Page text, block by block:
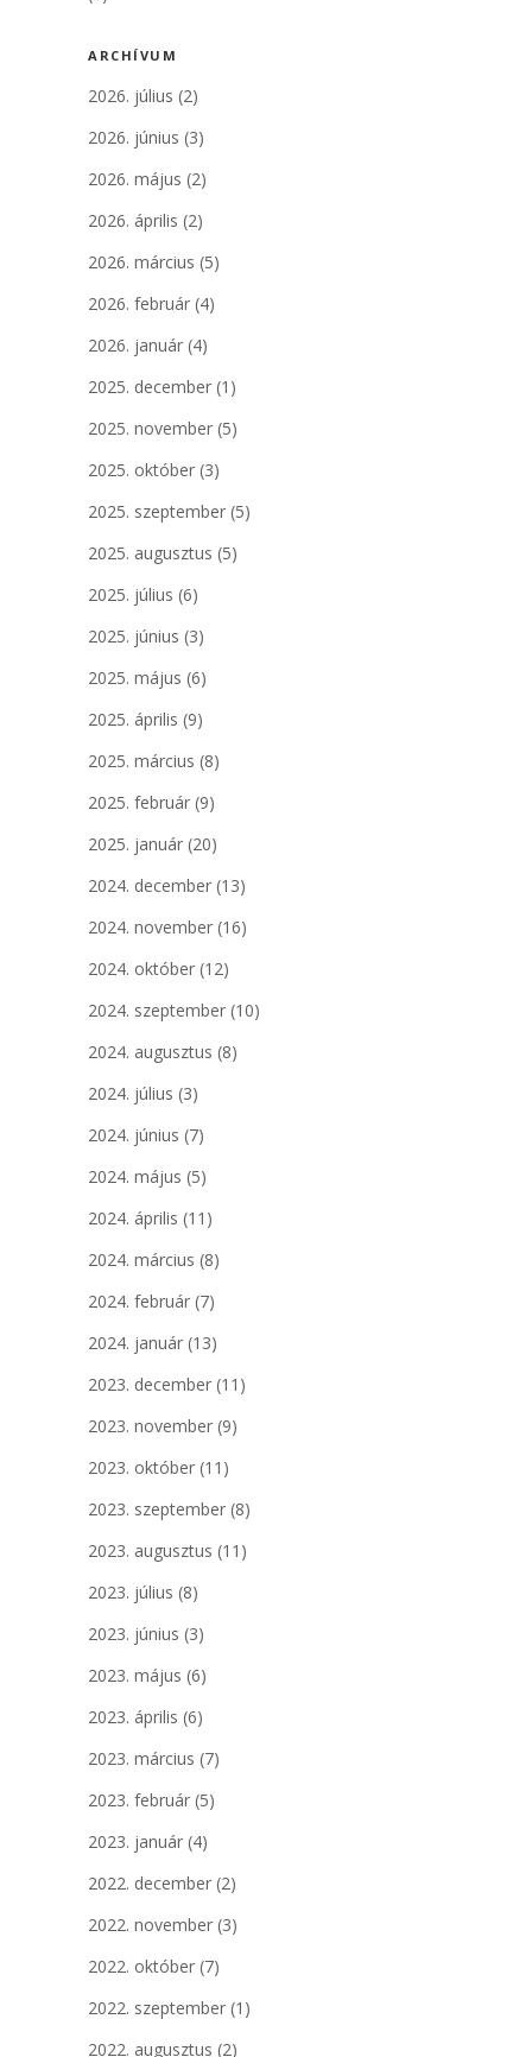
ARCHÍVUM
2026. július (2)
2026. június (3)
2026. május (2)
2026. április (2)
2026. március (5)
2026. február (4)
2026. január (4)
2025. december (1)
2025. november (5)
2025. október (3)
2025. szeptember (5)
2025. augusztus (5)
2025. július (6)
2025. június (3)
2025. május (6)
2025. április (9)
2025. március (8)
2025. február (9)
2025. január (20)
2024. december (13)
2024. november (16)
2024. október (12)
2024. szeptember (10)
2024. augusztus (8)
2024. július (3)
2024. június (7)
2024. május (5)
2024. április (11)
2024. március (8)
2024. február (7)
2024. január (13)
2023. december (11)
2023. november (9)
2023. október (11)
2023. szeptember (8)
2023. augusztus (11)
2023. július (8)
2023. június (3)
2023. május (6)
2023. április (6)
2023. március (7)
2023. február (5)
2023. január (4)
2022. december (2)
2022. november (3)
2022. október (7)
2022. szeptember (1)
2022. augusztus (2)